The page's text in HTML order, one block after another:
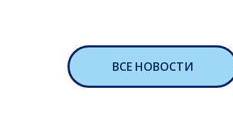
ВСЕ НОВОСТИ